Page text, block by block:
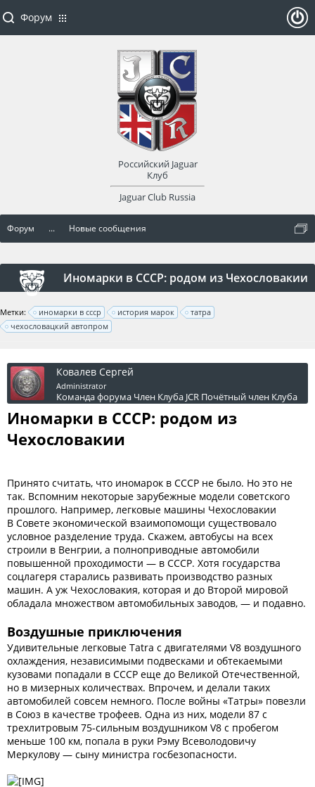
Форум ... Новые сообщения
Иномарки в СССР: родом из Чехословакии
Метки: иномарки в ссср история марок
татра
чехословацкий автопром
Ковалев Сергей
Administrator
Команда форума Член Клуба JCR Почётный член Клуба
Иномарки в СССР: родом из
Чехословакии
Принято считать, что иномарок в СССР не было. Но это не
так. Вспомним некоторые зарубежные модели советского
прошлого. Например, легковые машины Чехословакии
В Совете экономической взаимопомощи существовало
условное разделение труда. Скажем, автобусы на всех
строили в Венгрии, а полноприводные автомобили
повышенной проходимости — в СССР. Хотя государства
соцлагеря старались развивать производство разных
машин. А уж Чехословакия, которая и до Второй мировой
обладала множеством автомобильных заводов, — и подавно.
Воздушные приключения
Удивительные легковые Tatra c двигателями V8 воздушного
охлаждения, независимыми подвесками и обтекаемыми
кузовами попадали в СССР еще до Великой Отечественной,
но в мизерных количествах. Впрочем, и делали таких
автомобилей совсем немного. После войны «Татры» повезли
в Союз в качестве трофеев. Одна из них, модели 87 с
трехлитровым 75-сильным воздушником V8 с пробегом
меньше 100 км, попала в руки Рэму Всеволодовичу
Меркулову — сыну министра госбезопасности.
Форум
Российский Jaguar
Клуб
Jaguar Club Russia
оват